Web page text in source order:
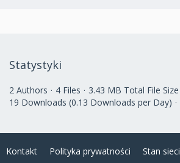
Statystyki
2 Authors 4 Files
3.43 MB Total File Size
19 Downloads (0.13 Downloads per Day)
Kontakt Polityka prywatności Stan sieci